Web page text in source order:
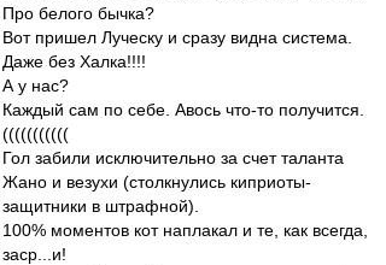
Про белого бычка?
Вот пришел Луческу и сразу видна система.
Даже без Халка!!!!
А у нас?
Каждый сам по себе. Авось что-то получится.
(((((((((((
Гол забили исключительно за счет таланта
Жано и везухи (столкнулись киприоты-
защитники в штрафной).
100% моментов кот наплакал и те, как всегда,
заср...и!